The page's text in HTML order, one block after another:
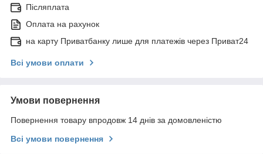
Післяплата
Оплата на рахунок
на карту Приватбанку лише для платежів через Приват24
Всі умови оплати
Умови повернення
Повернення товару впродовж 14 днів за домовленістю
Всі умови повернення